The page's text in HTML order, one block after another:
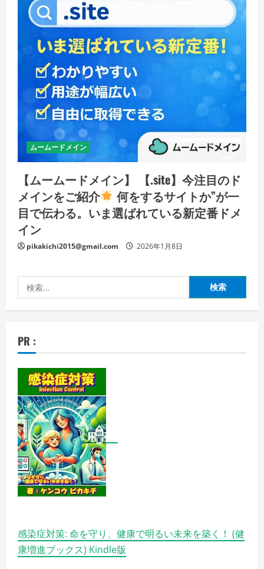
ムームードメイン
【ムームードメイン】 【.site】今注目のド
メインをご紹介
何をするサイトか”が一
目で伝わる。いま選ばれている新定番ドメ
イン
pikakichi2015@gmail.com 2026年1月8日
索:
PR :
感染症対策: 命を守り、健康で明るい未来を築く！ (健
康増進ブックス) Kindle版